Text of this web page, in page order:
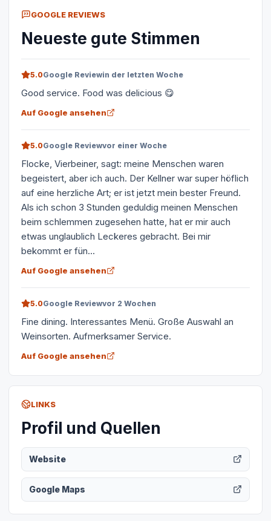
GOOGLE REVIEWS
Neueste gute Stimmen
5.0Google Reviewin der letzten Woche
Good service. Food was delicious 😋
Auf Google ansehen
5.0Google Reviewvor einer Woche
Flocke, Vierbeiner, sagt: meine Menschen waren
begeistert, aber ich auch. Der Kellner war super höflich
auf eine herzliche Art; er ist jetzt mein bester Freund.
Als ich schon 3 Stunden geduldig meinen Menschen
beim schlemmen zugesehen hatte, hat er mir auch
etwas unglaublich Leckeres gebracht. Bei mir
bekommt er fün...
Auf Google ansehen
5.0Google Reviewvor 2 Wochen
Fine dining. Interessantes Menü. Große Auswahl an
Weinsorten. Aufmerksamer Service.
Auf Google ansehen
LINKS
Profil und Quellen
Website
Google Maps